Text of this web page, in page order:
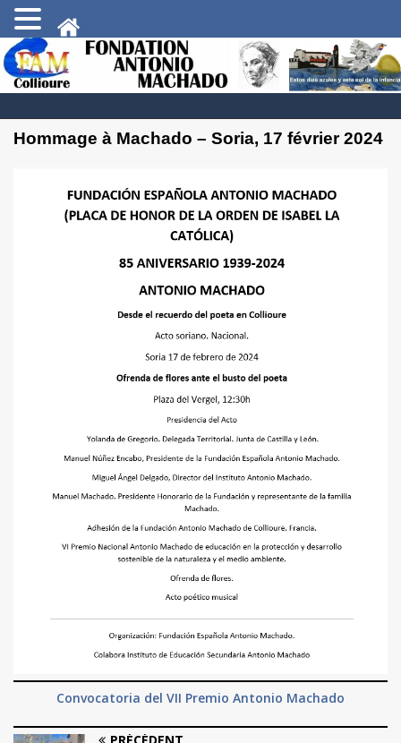
Hommage à Machado – Soria, 17 février 2024
Convocatoria del VII Premio Antonio Machado